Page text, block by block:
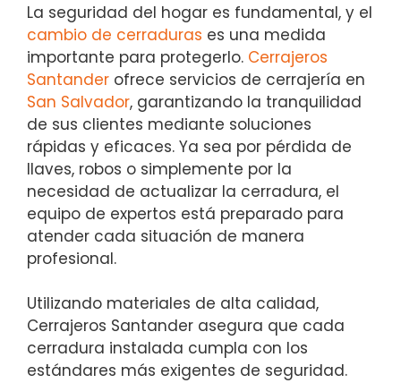
La seguridad del hogar es fundamental, y el
cambio de cerraduras es una medida
importante para protegerlo. Cerrajeros
Santander ofrece servicios de cerrajería en
San Salvador, garantizando la tranquilidad
de sus clientes mediante soluciones
rápidas y eficaces. Ya sea por pérdida de
llaves, robos o simplemente por la
necesidad de actualizar la cerradura, el
equipo de expertos está preparado para
atender cada situación de manera
profesional.
Utilizando materiales de alta calidad,
Cerrajeros Santander asegura que cada
cerradura instalada cumpla con los
estándares más exigentes de seguridad.